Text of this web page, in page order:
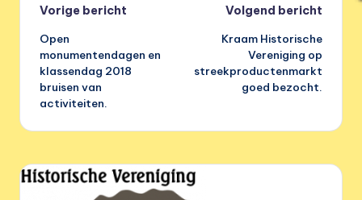
Bericht
navigatie
Vorige bericht
Open
monumentendagen en
klassendag 2018
bruisen van
activiteiten.
Volgend bericht
Kraam Historische
Vereniging op
streekproductenmarkt
goed bezocht.